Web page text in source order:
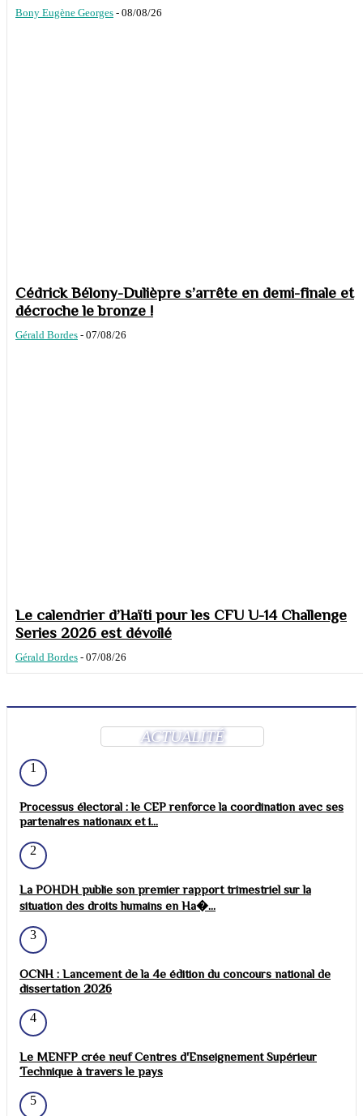
Bony Eugène Georges - 08/08/26
Cédrick Bélony-Dulièpre s’arrête en demi-finale et
décroche le bronze !
Gérald Bordes - 07/08/26
Le calendrier d’Haïti pour les CFU U-14 Challenge
Series 2026 est dévoilé
Gérald Bordes - 07/08/26
ACTUALITÉ
1
Processus électoral : le CEP renforce la coordination avec ses
partenaires nationaux et i...
2
La POHDH publie son premier rapport trimestriel sur la
situation des droits humains en Ha�...
3
OCNH : Lancement de la 4e édition du concours national de
dissertation 2026
4
Le MENFP crée neuf Centres d'Enseignement Supérieur
Technique à travers le pays
5